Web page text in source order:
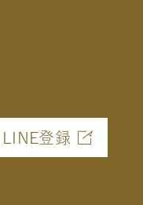
本
トの絵本
日プレゼントの絵本
の絵本
ントの絵本
リスマスプレゼントの絵本
LINE登録